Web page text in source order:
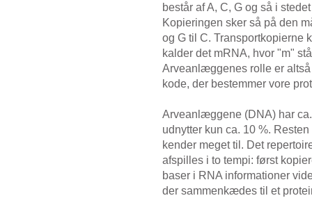
består af A, C, G og så i
Kopieringen sker så på den
og G til C. Transportkopierne
kalder det mRNA, hvor "m"
Arveanlæggenes rolle er
kode, der bestemmer vore
Arveanlæggene (DNA) har
udnytter kun ca. 10 %.
kender meget til. Det
afspilles i to tempi: først
baser i RNA informationer
der sammenkædes til et